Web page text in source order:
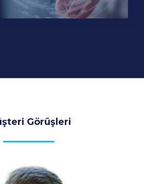
Görüşleri